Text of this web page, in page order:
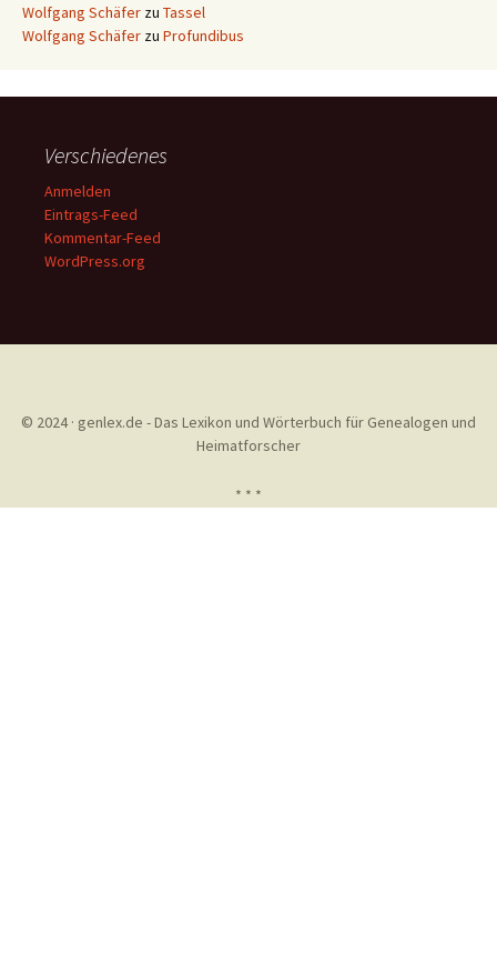
Wolfgang Schäfer zu Tassel
Wolfgang Schäfer zu Profundibus
Verschiedenes
Anmelden
Eintrags-Feed
Kommentar-Feed
WordPress.org
© 2024 · genlex.de - Das Lexikon und Wörterbuch für Genealogen und
Heimatforscher
* * *